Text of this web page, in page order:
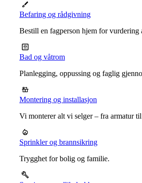
Befaring og rådgivning
Bestill en fagperson hjem for
Bad og våtrom
Planlegging, oppussing og faglig
Montering og installasjon
Vi monterer alt vi selger – fra armatur
Sprinkler og brannsikring
Trygghet for bolig og familie.